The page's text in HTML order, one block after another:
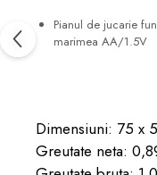
Pianul de jucarie
marimea AA/1.5V
Dimensiuni: 75 x
Greutate neta: